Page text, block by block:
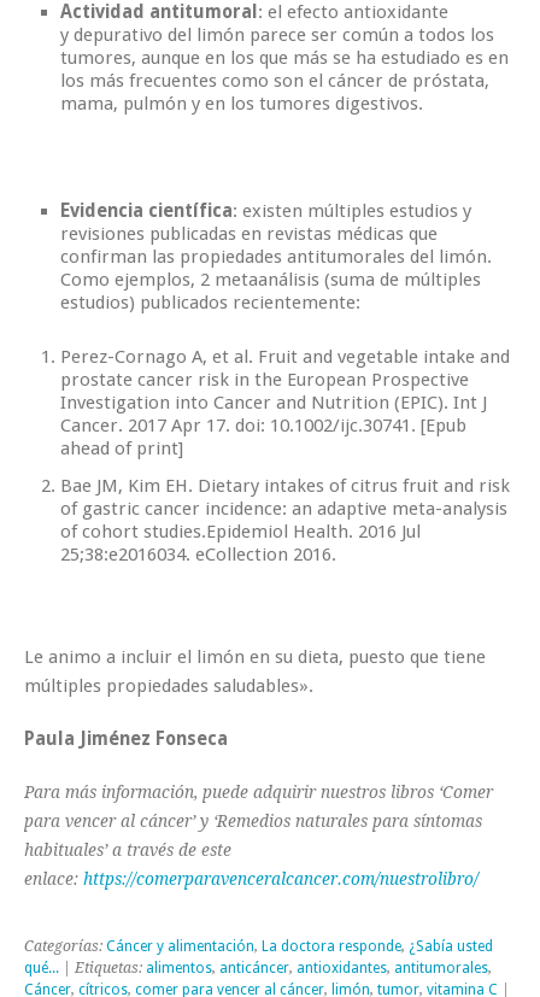
Actividad antitumoral : el efecto antioxidante
y depurativo del limón parece ser común a todos los
tumores, aunque en los que más se ha estudiado es en
los más frecuentes como son el cáncer de próstata,
mama, pulmón y en los tumores digestivos.
Evidencia científica: existen múltiples estudios y
revisiones publicadas en revistas médicas que
confirman las propiedades antitumorales del limón.
Como ejemplos, 2 metaanálisis (suma de múltiples
estudios) publicados recientemente:
Perez-Cornago A, et al. Fruit and vegetable intake and
prostate cancer risk in the European Prospective
Investigation into Cancer and Nutrition (EPIC). Int J
Cancer. 2017 Apr 17. doi: 10.1002/ijc.30741. [Epub
ahead of print]
Bae JM, Kim EH. Dietary intakes of citrus fruit and risk
of gastric cancer incidence: an adaptive meta-analysis
of cohort studies.Epidemiol Health. 2016 Jul
25;38:e2016034. eCollection 2016.
Le animo a incluir el limón en su dieta, puesto que tiene
múltiples propiedades saludables».
Paula Jiménez Fonseca
Para más información, puede adquirir nuestros libros ‘Comer
para vencer al cáncer’ y ‘Remedios naturales para síntomas
habituales’ a través de este
enlace: https://comerparavenceralcancer.com/nuestrolibro/
Categorías: Cáncer y alimentación, La doctora responde, ¿Sabía usted
qué... | Etiquetas: alimentos, anticáncer, antioxidantes, antitumorales,
Cáncer, cítricos, comer para vencer al cáncer, limón, tumor, vitamina C